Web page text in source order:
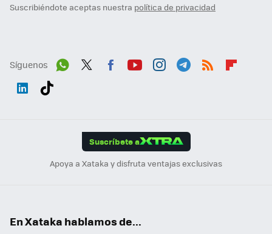
Suscribiéndote aceptas nuestra política de privacidad
Síguenos
Suscríbete a
Apoya a Xataka y disfruta ventajas exclusivas
En Xataka hablamos de...